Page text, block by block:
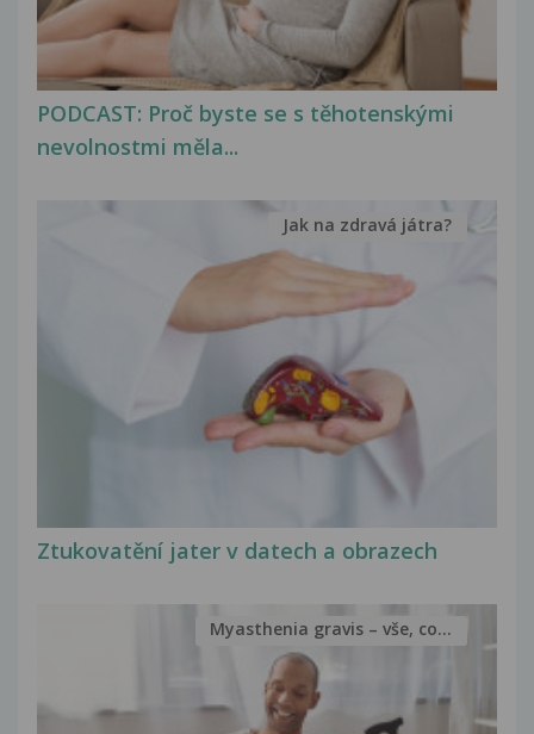
PODCAST: Proč byste se s těhotenskými
nevolnostmi měla...
Ztukovatění jater v datech a obrazech
Jak na zdravá játra?
Myasthenia gravis – vše, co...